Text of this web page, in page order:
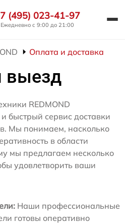
(495) 023-41-97
Ежедневно с 9:00 до 21:00
Оплата и доставка
выезд
REDMOND
быстрый сервис доставки
Мы понимаем, насколько
в области
мы предлагаем несколько
удовлетворить ваши
Наши профессиональные
готовы оперативно